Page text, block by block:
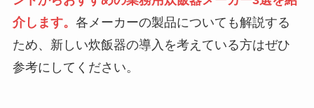
介します。 各メーカーの製品についても解説する
ため、新しい炊飯器の導入を考えている方はぜひ
参考にしてください。